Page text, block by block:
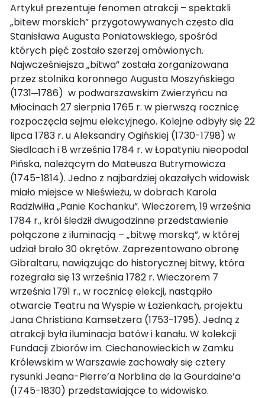
Artykuł prezentuje fenomen atrakcji – spektakli
„bitew morskich” przygotowywanych często dla
Stanisława Augusta Poniatowskiego, spośród
których pięć zostało szerzej omówionych.
Najwcześniejsza „bitwa” została zorganizowana
przez stolnika koronnego Augusta Moszyńskiego
(1731─1786) w podwarszawskim Zwierzyńcu na
Młocinach 27 sierpnia 1765 r. w pierwszą rocznicę
rozpoczęcia sejmu elekcyjnego. Kolejne odbyły się 22
lipca 1783 r. u Aleksandry Ogińskiej (1730-1798) w
Siedlcach i 8 września 1784 r. w Łopatyniu nieopodal
Pińska, należącym do Mateusza Butrymowicza
(1745-1814). Jedno z najbardziej okazałych widowisk
miało miejsce w Nieświeżu, w dobrach Karola
Radziwiłła „Panie Kochanku”. Wieczorem, 19 września
1784 r., król śledził dwugodzinne przedstawienie
połączone z iluminacją – „bitwę morską”, w której
udział brało 30 okrętów. Zaprezentowano obronę
Gibraltaru, nawiązując do historycznej bitwy, która
rozegrała się 13 września 1782 r. Wieczorem 7
września 1791 r., w rocznicę elekcji, nastąpiło
otwarcie Teatru na Wyspie w Łazienkach, projektu
Jana Christiana Kamsetzera (1753-1795). Jedną z
atrakcji była iluminacja batów i kanału. W kolekcji
Fundacji Zbiorów im. Ciechanowieckich w Zamku
Królewskim w Warszawie zachowały się cztery
rysunki Jeana-Pierre’a Norblina de la Gourdaine’a
(1745-1830) przedstawiające to widowisko.